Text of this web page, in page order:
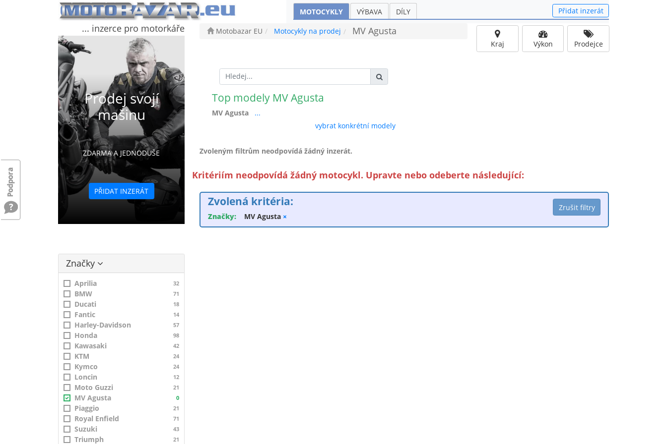
MOTOCYKLY VÝBAVA DÍLY Přidat inzerát
... inzerce pro motorkáře
Prodej svojí
mašinu
ZDARMA A JEDNODUŠE
PŘIDAT INZERÁT
Značky
Aprilia 32
BMW 71
Ducati 18
Fantic 14
Harley-Davidson 57
Honda 98
Kawasaki 42
KTM 24
Kymco 24
Loncin 12
Moto Guzzi 21
MV Agusta 0
Piaggio 21
Royal Enfield 71
Suzuki 43
Triumph 21
Motobazar EU Motocykly na prodej MV Agusta
Kraj Výkon Prodejce
Top modely MV Agusta
MV Agusta
...
vybrat konkrétní modely
Zvoleným filtrům neodpovídá žádný inzerát.
Kritériím neodpovídá žádný motocykl. Upravte nebo odeberte následující:
Zvolená kritéria:
Značky: MV Agusta ×